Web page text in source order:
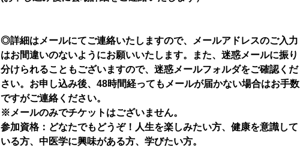
◎詳細はメールにてご連絡いたしますので、メールアドレスのご入力
はお間違いのないようにお願いいたします。また、迷惑メールに振り
分けられることもございますので、迷惑メールフォルダをご確認くだ
さい。お申し込み後、48時間経ってもメールが届かない場合はお手数
ですがご連絡ください。
※メールのみでチケットはございません。
参加資格：どなたでもどうぞ！人生を楽しみたい方、健康を意識して
いる方、中医学に興味がある方、学びたい方。